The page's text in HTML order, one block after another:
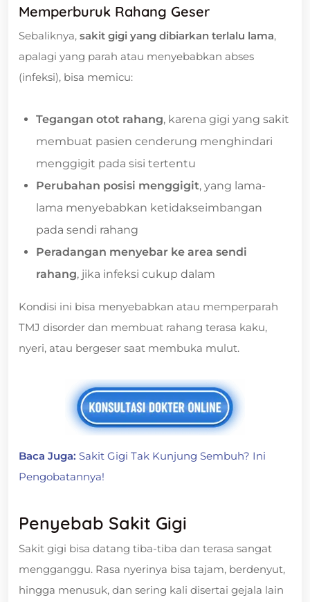
Memperburuk Rahang Geser
Sebaliknya, sakit gigi yang dibiarkan terlalu lama,
apalagi yang parah atau menyebabkan abses
(infeksi), bisa memicu:
Tegangan otot rahang, karena gigi yang sakit
membuat pasien cenderung menghindari
menggigit pada sisi tertentu
Perubahan posisi menggigit, yang lama-
lama menyebabkan ketidakseimbangan
pada sendi rahang
Peradangan menyebar ke area sendi
rahang, jika infeksi cukup dalam
Kondisi ini bisa menyebabkan atau memperparah
TMJ disorder dan membuat rahang terasa kaku,
nyeri, atau bergeser saat membuka mulut.
Baca Juga: Sakit Gigi Tak Kunjung Sembuh? Ini
Pengobatannya!
Penyebab Sakit Gigi
Sakit gigi bisa datang tiba-tiba dan terasa sangat
mengganggu. Rasa nyerinya bisa tajam, berdenyut,
hingga menusuk, dan sering kali disertai gejala lain